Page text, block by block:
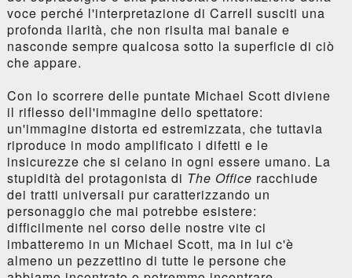
voce perché l'interpretazione di Carrell susciti una
profonda ilarità, che non risulta mai banale e
nasconde sempre qualcosa sotto la superficie di ciò
che appare.
Con lo scorrere delle puntate Michael Scott diviene
il riflesso dell'immagine dello spettatore:
un'immagine distorta ed estremizzata, che tuttavia
riproduce in modo amplificato i difetti e le
insicurezze che si celano in ogni essere umano. La
stupidità del protagonista di The Office racchiude
dei tratti universali pur caratterizzando un
personaggio che mai potrebbe esistere:
difficilmente nel corso delle nostre vite ci
imbatteremo in un Michael Scott, ma in lui c'è
almeno un pezzettino di tutte le persone che